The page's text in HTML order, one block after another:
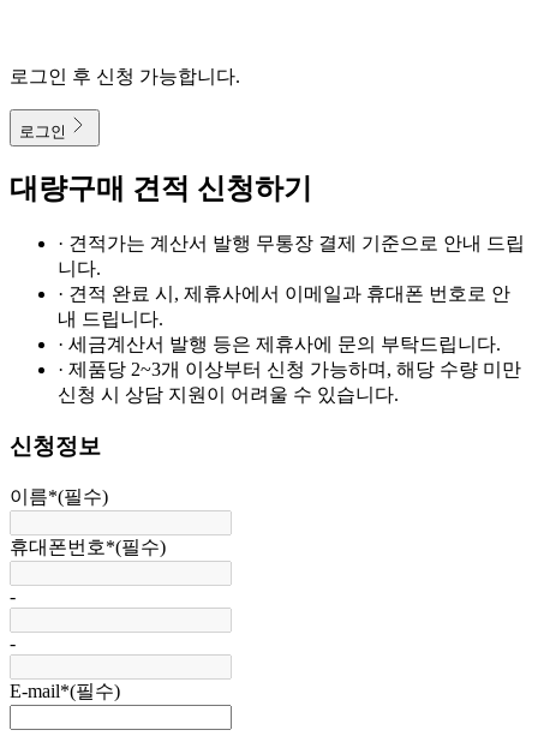
로그인 후 신청 가능합니다.
로그인
대량구매 견적 신청하기
· 견적가는 계산서 발행 무통장 결제 기준으로 안내 드립
니다.
· 견적 완료 시, 제휴사에서 이메일과 휴대폰 번호로 안
내 드립니다.
· 세금계산서 발행 등은 제휴사에 문의 부탁드립니다.
· 제품당 2~3개 이상부터 신청 가능하며, 해당 수량 미만
신청 시 상담 지원이 어려울 수 있습니다.
신청정보
이름*(필수)
휴대폰번호*(필수)
-
-
E-mail*(필수)